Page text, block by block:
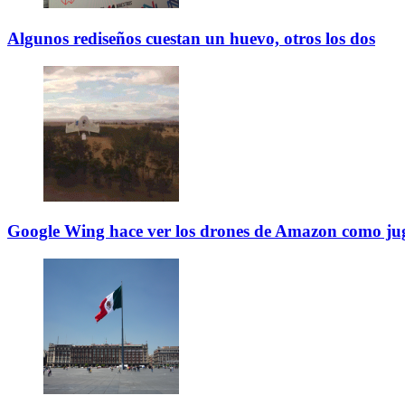
Algunos rediseños cuestan un huevo, otros los dos
Google Wing hace ver los drones de Amazon como